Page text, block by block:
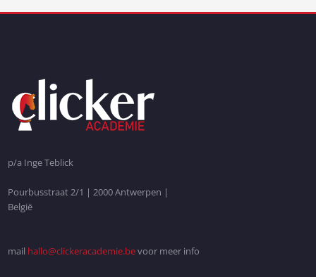
p/a Inge Teblick
Pourbusstraat 2/1 | 2000 Antwerpen |
België
mail hallo@clickeracademie.bevoor meer info